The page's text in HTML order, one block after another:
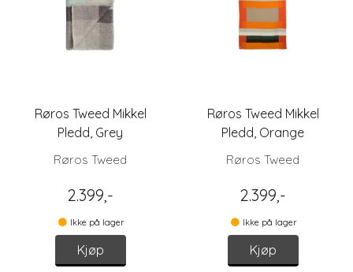
Røros Tweed Mikkel
Pledd, Grey
Røros Tweed
2.399,-
Ikke på lager
Kjøp
Røros Tweed Mikkel
Pledd, Orange
Røros Tweed
2.399,-
Ikke på lager
Kjøp